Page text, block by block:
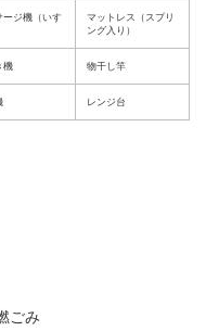
ージ機（いす
マットレス（スプリ
ング入り）
機 物干し竿
レンジ台
ごみ